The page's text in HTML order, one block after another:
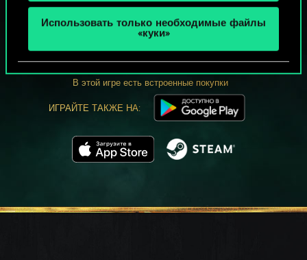
Использовать только необходимые файлы
«куки»
ИГРАТЬ
БЕСПЛАТНО НА ПК
В этой игре есть встроенные покупки
ИГРАЙТЕ ТАКЖЕ НА: